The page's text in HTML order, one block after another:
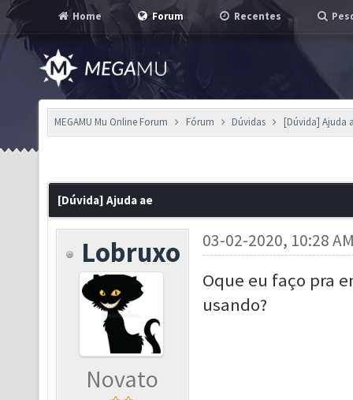
Home Forum Recentes
MEGAMU Mu Online Forum Fórum Dúvidas [Dúvida] Ajuda
[Dúvida] Ajuda ae
Lobruxo
Novato
03-02-2020, 10:28
Oque eu faço pra
usando?